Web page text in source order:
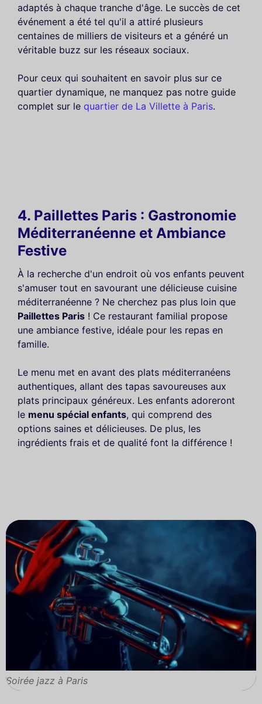
adaptés à chaque tranche d'âge. Le succès de cet
événement a été tel qu'il a attiré plusieurs
centaines de milliers de visiteurs et a généré un
véritable buzz sur les réseaux sociaux.
Pour ceux qui souhaitent en savoir plus sur ce
quartier dynamique, ne manquez pas notre guide
complet sur le quartier de La Villette à Paris.
4. Paillettes Paris : Gastronomie
Méditerranéenne et Ambiance
Festive
À la recherche d'un endroit où vos enfants peuvent
s'amuser tout en savourant une délicieuse cuisine
méditerranéenne ? Ne cherchez pas plus loin que
Paillettes Paris ! Ce restaurant familial propose
une ambiance festive, idéale pour les repas en
famille.
Le menu met en avant des plats méditerranéens
authentiques, allant des tapas savoureuses aux
plats principaux généreux. Les enfants adoreront
le menu spécial enfants, qui comprend des
options saines et délicieuses. De plus, les
ingrédients frais et de qualité font la différence !
Soirée jazz à Paris